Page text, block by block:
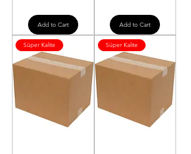
Add to Cart Add to Cart
Süper Kalite Süper Kalite